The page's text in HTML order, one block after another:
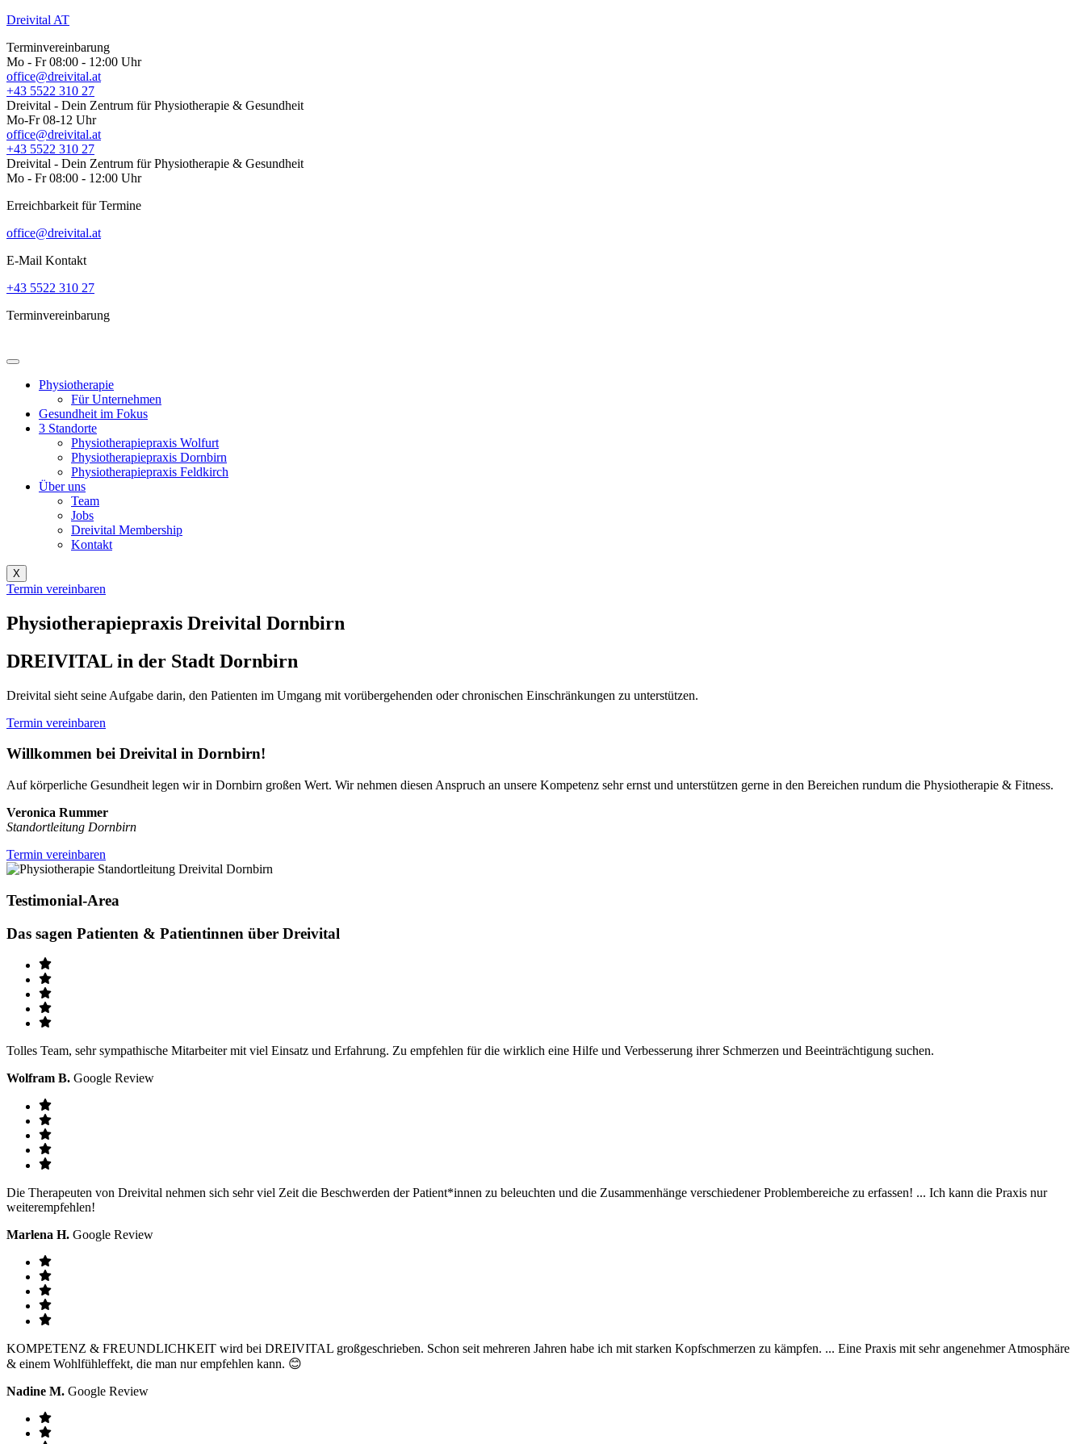
Dreivital AT
Terminvereinbarung
Mo - Fr 08:00 - 12:00 Uhr
office@dreivital.at
+43 5522 310 27
Dreivital - Dein Zentrum für Physiotherapie & Gesundheit
Mo-Fr 08-12 Uhr
office@dreivital.at
+43 5522 310 27
Dreivital - Dein Zentrum für Physiotherapie & Gesundheit
Mo - Fr 08:00 - 12:00 Uhr
Erreichbarkeit für Termine
office@dreivital.at
E-Mail Kontakt
+43 5522 310 27
Terminvereinbarung
Physiotherapie
Für Unternehmen
Gesundheit im Fokus
3 Standorte
Physiotherapiepraxis Wolfurt
Physiotherapiepraxis Dornbirn
Physiotherapiepraxis Feldkirch
Über uns
Team
Jobs
Dreivital Membership
Kontakt
X
Termin vereinbaren
Physiotherapiepraxis Dreivital Dornbirn
DREIVITAL in der Stadt Dornbirn
Dreivital sieht seine Aufgabe darin, den Patienten im Umgang mit vorübergehenden oder chronischen Einschränkungen zu unterstützen.
Termin vereinbaren
Willkommen bei Dreivital in Dornbirn!
Auf körperliche Gesundheit legen wir in Dornbirn großen Wert. Wir nehmen diesen Anspruch an unsere Kompetenz sehr ernst und unterstützen gerne in den Bereichen rundum die Physiotherapie & Fitness.
Veronica Rummer
Standortleitung Dornbirn
Termin vereinbaren
Testimonial-Area
Das sagen Patienten & Patientinnen über Dreivital
Tolles Team, sehr sympathische Mitarbeiter mit viel Einsatz und Erfahrung. Zu empfehlen für die wirklich eine Hilfe und Verbesserung ihrer Schmerzen und Beeinträchtigung suchen.
Wolfram B. Google Review
Die Therapeuten von Dreivital nehmen sich sehr viel Zeit die Beschwerden der Patient*innen zu beleuchten und die Zusammenhänge verschiedener Problembereiche zu erfassen! ... Ich kann die Praxis nur
weiterempfehlen!
Marlena H. Google Review
KOMPETENZ & FREUNDLICHKEIT wird bei DREIVITAL großgeschrieben. Schon seit mehreren Jahren habe ich mit starken Kopfschmerzen zu kämpfen. ... Eine Praxis mit sehr angenehmer Atmosphäre
& einem Wohlfühleffekt, die man nur empfehlen kann. 😊
Nadine M. Google Review